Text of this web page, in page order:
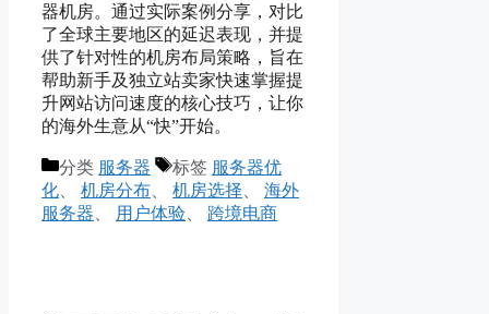
器机房。通过实际案例分享，对比
了全球主要地区的延迟表现，并提
供了针对性的机房布局策略，旨在
帮助新手及独立站卖家快速掌握提
升网站访问速度的核心技巧，让你
的海外生意从“快”开始。
分类 服务器 标签 服务器优
化
机房分布 机房选择
海外
服务器
用户体验 跨境电商